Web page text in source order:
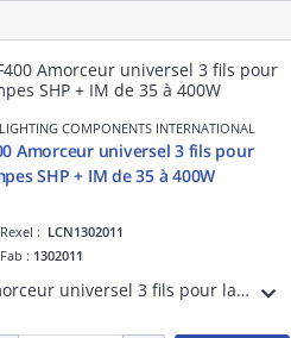
COMPONENTS INTERNATIONAL
Amorceur universel 3 fils pour
SHP + IM de 35 à 400W
: LCN1302011
: 1302011
Amorceur universel 3 fils pour lampes sodium haute pression et iodures métalliques de 35 à 400W. Distance lampe-amorceur 1m maximum.